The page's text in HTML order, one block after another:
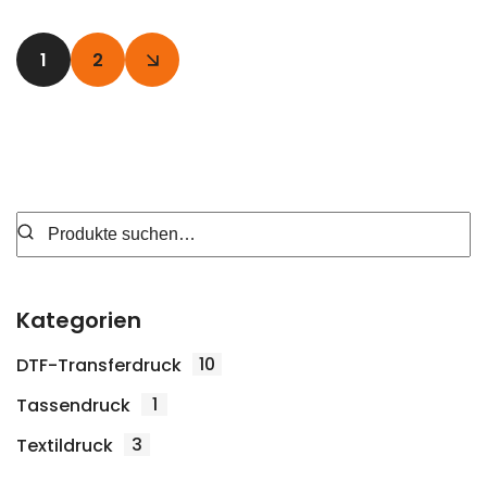
1 2
Kategorien
DTF-Transferdruck
10
Tassendruck
1
Textildruck
3